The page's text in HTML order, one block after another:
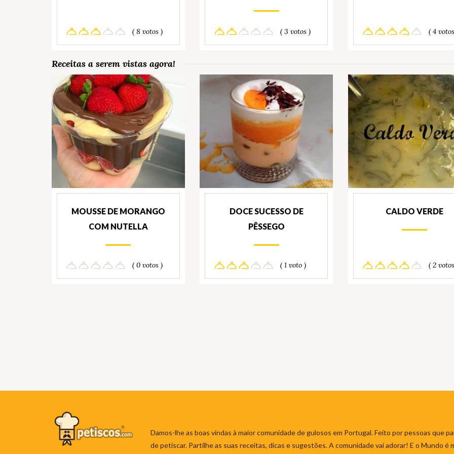
( 8 votos ) ( 3 votos ) ( 4
Receitas a serem vistas agora!
MOUSSE DE MORANGO
COM NUTELLA
( 0 votos )
DOCE SUCESSO DE
PÊSSEGO
( 1 voto )
CALDO VERDE
( 2
Damos-lhe as boas vindas à maior comunidade de gulosos em Portugal. Feito por pessoas que
de petiscar. Partilhe as suas receitas, dicas e sugestões. A comunidade vai adorar! E o Mundo é